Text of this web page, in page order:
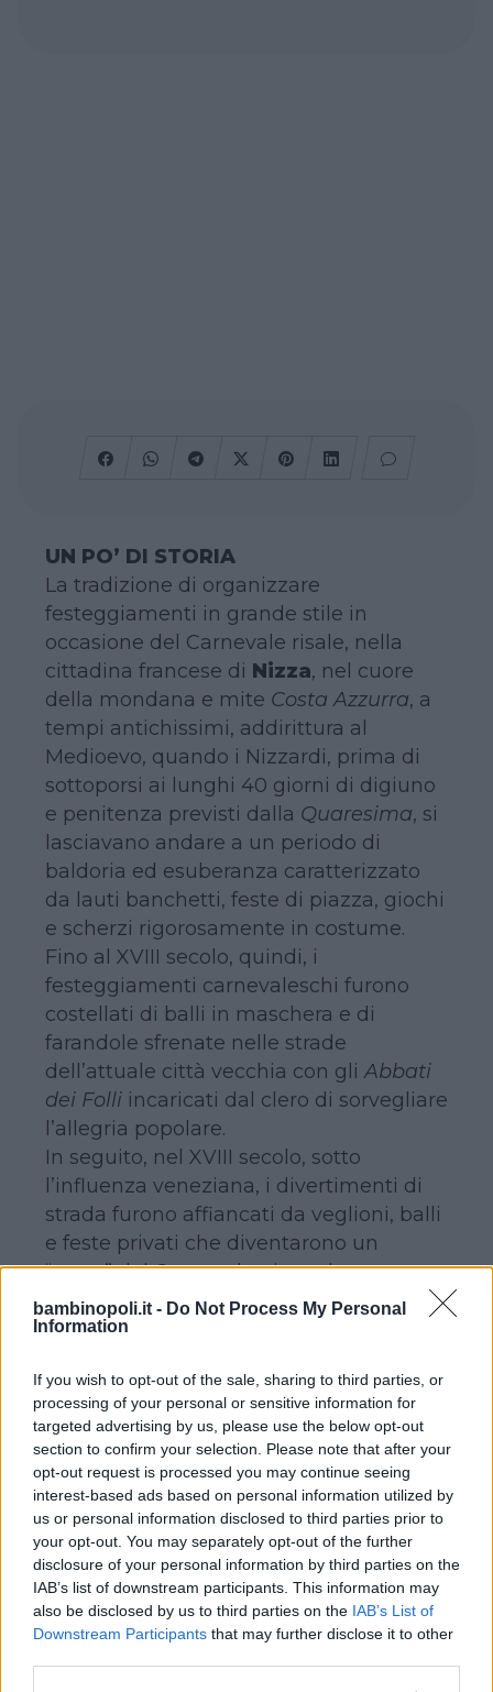
bambinopoli.it - Do Not Process My Personal
Information
If you wish to opt-out of the sale, sharing to third parties, or
processing of your personal or sensitive information for
targeted advertising by us, please use the below opt-out
section to confirm your selection. Please note that after your
opt-out request is processed you may continue seeing
interest-based ads based on personal information utilized by
us or personal information disclosed to third parties prior to
your opt-out. You may separately opt-out of the further
disclosure of your personal information by third parties on the
IAB’s list of downstream participants. This information may
also be disclosed by us to third parties on the IAB’s List of
Downstream Participants that may further disclose it to other
UN PO’ DI STORIA
La tradizione di organizzare
festeggiamenti in grande stile in
occasione del Carnevale risale, nella
cittadina francese di Nizza, nel cuore
della mondana e mite Costa Azzurra, a
tempi antichissimi, addirittura al
Medioevo, quando i Nizzardi, prima di
sottoporsi ai lunghi 40 giorni di digiuno
e penitenza previsti dalla Quaresima, si
lasciavano andare a un periodo di
baldoria ed esuberanza caratterizzato
da lauti banchetti, feste di piazza, giochi
e scherzi rigorosamente in costume.
Fino al XVIII secolo, quindi, i
festeggiamenti carnevaleschi furono
costellati di balli in maschera e di
farandole sfrenate nelle strade
dell’attuale città vecchia con gli Abbati
dei Folliincaricati dal clero di sorvegliare
l’allegria popolare.
In seguito, nel XVIII secolo, sotto
l’influenza veneziana, i divertimenti di
strada furono affiancati da veglioni, balli
e feste privati che diventarono un
“must” del Carnevale nizzardo.
Nel corso dei secoli, quest’ultimo fu
vietato in diverse occasioni (dopo la
compreso tra le due Guerre Mondiali,
allo scoppio della Prima Guerra del
Golfo…), ma tutto sommato Nizza, un
po’ come le nostrane Venezia, Viareggio,
Cento, Putignano… non è davvero in
grado di rinunciare completamente a
festeggiare il suo Carnevale, vissuto da
tutta la cittadinanza in modo molto
partecipato.